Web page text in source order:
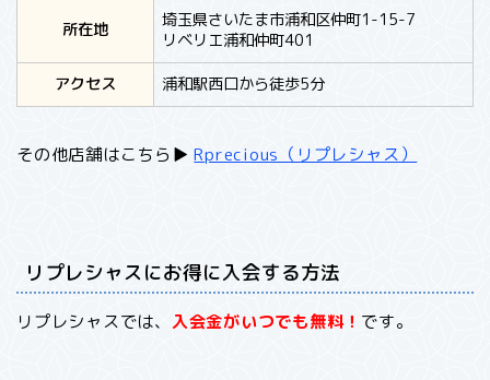
所在地
埼玉県さいたま市浦和区仲町1-15-7
リベリエ浦和仲町401
アクセス
浦和駅西口から徒歩5分
その他店舗はこちら▶︎Rprecious（リプレシャス）
リプレシャスにお得に入会する方法
リプレシャスでは、 入会金がいつでも無料！ です。